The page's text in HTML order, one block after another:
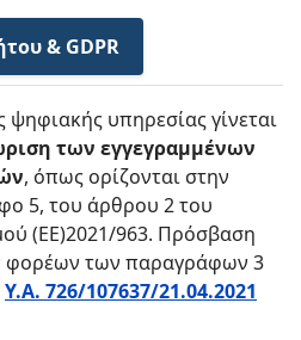
& GDPR
υπηρεσίας γίνεται
των εγγεγραμμένων
, όπως ορίζονται στην
5, του άρθρου 2 του
(ΕΕ)2021/963. Πρόσβαση
φορέων των παραγράφων 3
Υ.Α. 726/107637/21.04.2021